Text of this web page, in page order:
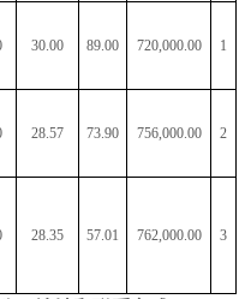
30.00 89.00 720,000.00 1
28.57 73.90 756,000.00 2
28.35 57.01 762,000.00 3